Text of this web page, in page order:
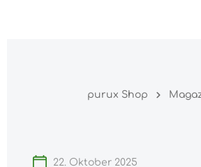
purux Shop
22. Oktober 2025